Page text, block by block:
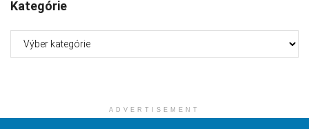
Kategórie
ADVERTISEMENT